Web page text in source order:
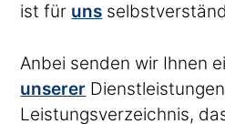
ist für uns
Anbei senden wir Ihnen
unserer
Leistungsverzeichnis,